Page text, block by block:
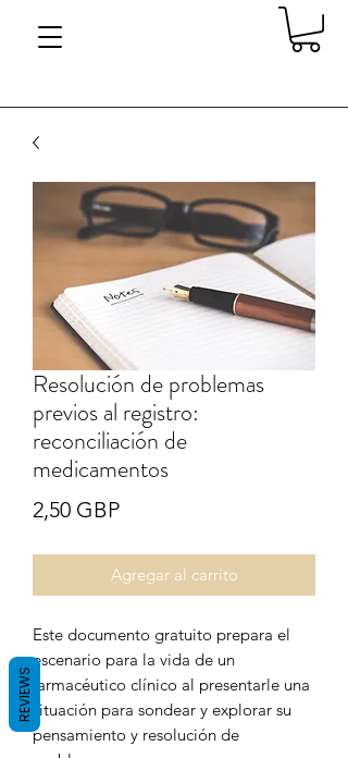
Resolución de problemas
previos al registro:
reconciliación de
medicamentos
2,50 GBPPrecio
Agregar al carrito
Este documento gratuito prepara el
escenario para la vida de un
farmacéutico clínico al presentarle una
situación para sondear y explorar su
pensamiento y resolución de
REVIEWS